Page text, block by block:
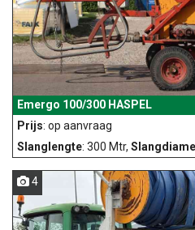
Emergo 100/300 HASPEL
Prijs: op aanvraag
Slanglengte: 300 Mtr,
4